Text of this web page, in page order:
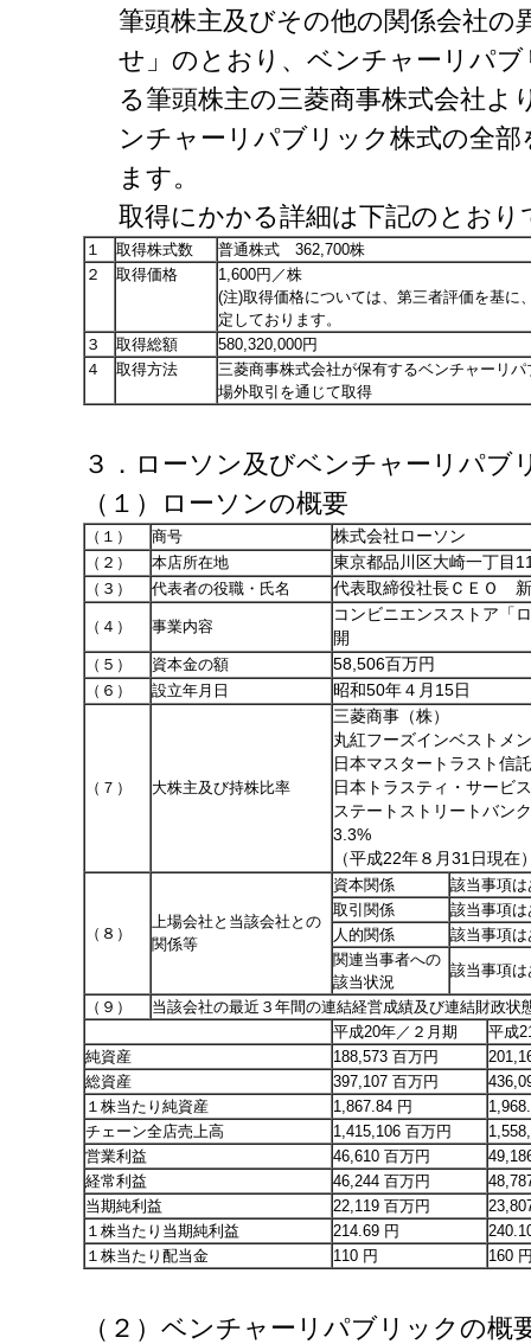
筆頭株主及びその他の関係会社の
せ」のとおり、ベンチャーリパ
る筆頭株主の三菱商事株式会社よ
ンチャーリパブリック株式の全
ます。
取得にかかる詳細は下記のとお
１ 取得株式数
普通株式 362,700株
２
取得価格
1,600円／株
(注)取得価格については、第三者評価を基に
定しております。
３
取得総額
580,320,000円
４
取得方法
三菱商事株式会社が保有するベンチャーリ
場外取引を通じて取得
３．ローソン及びベンチャーリパブ
（１）ローソンの概要
（１） 商号
株式会社ローソン
（２）
本店所在地
東京都品川区大崎一丁目
（３）
代表者の役職・氏名 代表取締役社長ＣＥＯ
（４） 事業内容
コンビニエンスストア「
開
（５）
資本金の額
58,506百万円
（６）
設立年月日 昭和50年４月15日
（７） 大株主及び持株比率
三菱商事（
丸紅フーズインベ
日本マスタートラスト
日本トラスティ・サービ
ステートストリートバン
3.3%
（平成22年８月31日現在
（８）
上場会社と当該会社との
関係等
資本関係
該当事項
取引関係
該当事項
人的関係
該当事項
関連当事者への
該当状況
該当事項
（９）
当該会社の最近３年間の連結経営成績及び連結財政状
平成20年／２月期
平成
純資産
188,573 百万円
総資産
397,107 百万円
１株当たり純資産
1,867.84 円
チェーン全店売上高
1,415,106 百万円
営業利益
46,610 百万円
経常利益
46,244 百万円
当期純利益
22,119 百万円
１株当たり当期純利益
214.69 円
１株当たり配当金
110 円 160
（２）ベンチャーリパブリックの概